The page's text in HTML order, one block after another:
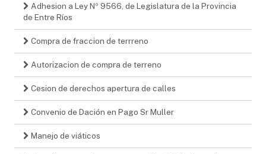
Adhesion a Ley Nº 9566, de Legislatura de la Provincia
de Entre Ríos
Compra de fraccion de terrreno
Autorizacion de compra de terreno
Cesion de derechos apertura de calles
Convenio de Dación en Pago Sr Muller
Manejo de viáticos